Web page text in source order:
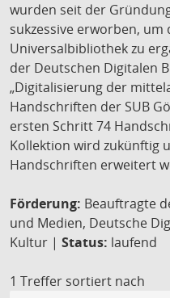
wurden seit der
sukzessive erworben, um
Universalbibliothek zu
der Deutschen Digitalen
„Digitalisierung der
Handschriften der SUB
ersten Schritt 74
Kollektion wird zukünftig
Handschriften erweitert
Förderung: Beauftragte
und Medien, Deutsche
Kultur | Status: laufend
1 Treffer sortiert nach